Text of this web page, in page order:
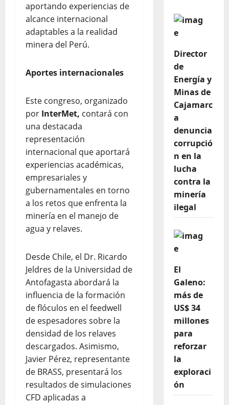
aportando experiencias de
alcance internacional
adaptables a la realidad
minera del Perú.
Aportes internacionales
Este congreso, organizado
por InterMet, contará con
una destacada
representación
internacional que aportará
experiencias académicas,
empresariales y
gubernamentales en torno
a los retos que enfrenta la
minería en el manejo de
agua y relaves.
Desde Chile, el Dr. Ricardo
Jeldres de la Universidad de
Antofagasta abordará la
influencia de la formación
de flóculos en el feedwell
de espesadores sobre la
densidad de los relaves
descargados. Asimismo,
Javier Pérez, representante
de BRASS, presentará los
resultados de simulaciones
CFD aplicadas a
Director
de
Energía y
Minas de
Cajamarc
a
denuncia
corrupció
n en la
lucha
contra la
minería
ilegal
El
Galeno:
más de
US$ 34
millones
para
reforzar
la
exploraci
ón